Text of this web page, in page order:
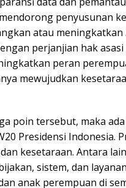
penyusunan
atau meningkatkan
perjanjian hak asasi
peran
mewujudkan
poin tersebut, maka
Presidensi Indonesia.
kesetaraan. Antara
sistem, dan
anak perempuan di